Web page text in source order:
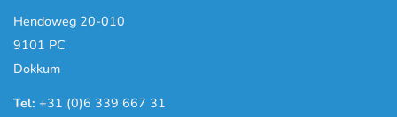
Hendoweg 20-010
9101 PC
Dokkum
Tel: +31 (0)6 339 667 31